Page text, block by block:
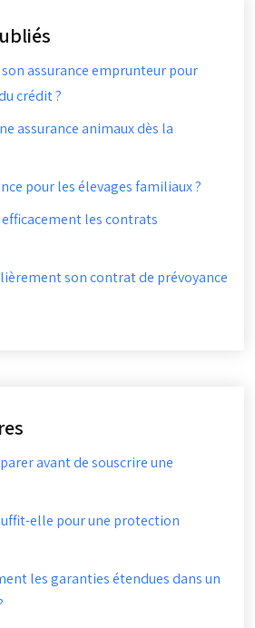
assurance emprunteur pour
crédit ?
assurance animaux dès la
pour les élevages familiaux ?
les contrats
son contrat de prévoyance
avant de souscrire une
elle pour une protection
les garanties étendues dans un